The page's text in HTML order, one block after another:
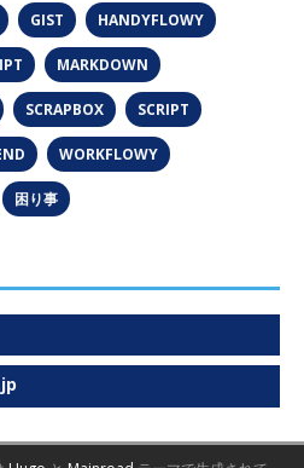
GIST HANDYFLOWY
MARKDOWN
SCRAPBOX SCRIPT
WORKFLOWY
困り事